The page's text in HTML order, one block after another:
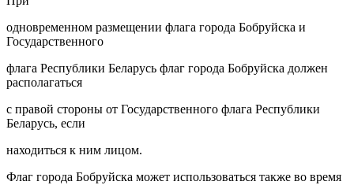
одновременном размещении флага города Бобруйска и
Государственного
флага Республики Беларусь флаг города Бобруйска должен
располагаться
с правой стороны от Государственного флага Республики
Беларусь, если
находиться к ним лицом.
Флаг города Бобруйска может использоваться также во время